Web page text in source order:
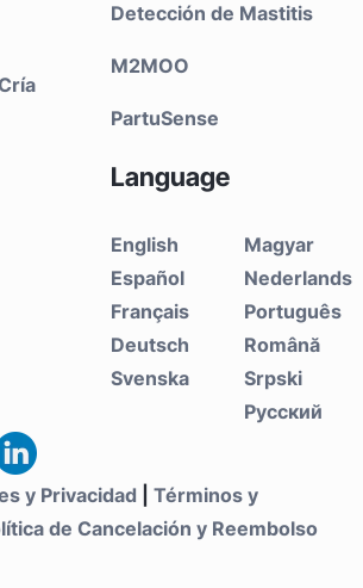
Detección de Mastitis
M2MOO
PartuSense
Language
English
Español
Français
Deutsch
Svenska
Magyar
Nederlands
Português
Română
Srpski
Русский
y Privacidad
Términos y
de Cancelación y Reembolso